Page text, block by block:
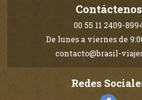
Contáctenos
00 55 11 2409-
De lunes a viernes de
contacto@brasil-
Redes